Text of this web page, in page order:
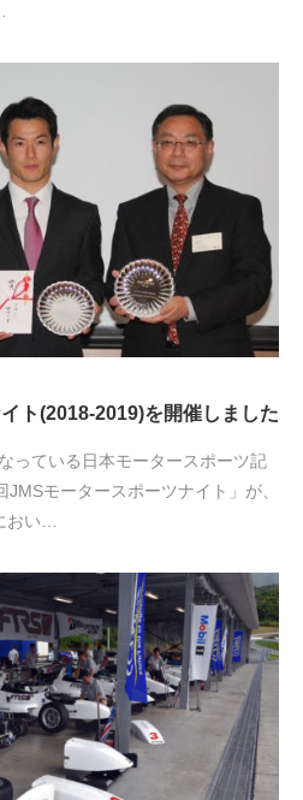
ト(2018-2019)を開催しました
っている日本モータースポーツ記
モータースポーツナイト」が、
おい…